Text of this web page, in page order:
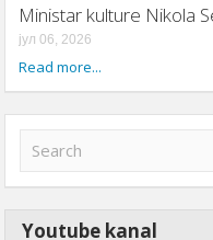
Ministar kulture Nikola
јул 06, 2026
Read more...
Youtube kanal